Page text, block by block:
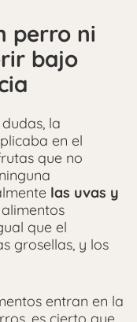
perro ni
bajo
la
en el
que no
las uvas y
que el
grosellas, y los
entran en la